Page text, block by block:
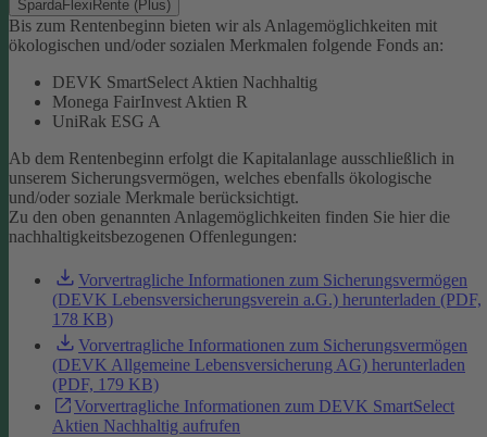
SpardaFlexiRente (Plus)
Bis zum Rentenbeginn bieten wir als Anlagemöglichkeiten mit
ökologischen und/oder sozialen Merkmalen folgende Fonds an:
DEVK SmartSelect Aktien Nachhaltig
Monega FairInvest Aktien R
UniRak ESG A
Ab dem Rentenbeginn erfolgt die Kapitalanlage ausschließlich in
unserem Sicherungsvermögen, welches ebenfalls ökologische
und/oder soziale Merkmale berücksichtigt.
Zu den oben genannten Anlagemöglichkeiten finden Sie hier die
nachhaltigkeitsbezogenen Offenlegungen:
Vorvertragliche Informationen zum Sicherungsvermögen
(DEVK Lebensversicherungsverein a.G.) herunterladen (PDF,
178 KB)
Vorvertragliche Informationen zum Sicherungsvermögen
(DEVK Allgemeine Lebensversicherung AG) herunterladen
(PDF, 179 KB)
Vorvertragliche Informationen zum DEVK SmartSelect
Aktien Nachhaltig aufrufen